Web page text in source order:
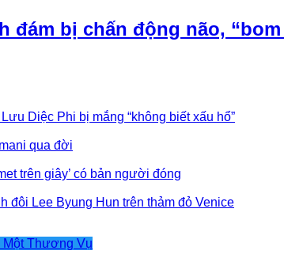
đám bị chấn động não,
Diệc Phi bị mắng “không biết xấu hổ”
qua đời
trên giây’ có bản người đóng
đôi Lee Byung Hun trên thảm đỏ Venice
Một Thương Vụ